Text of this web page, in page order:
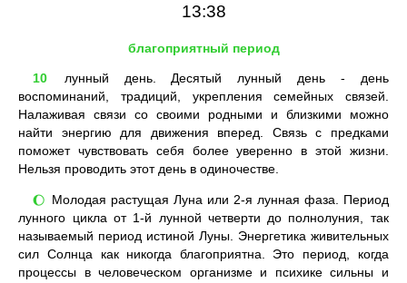
13:38
благоприятный период
10
лунный день. Десятый лунный день - день
воспоминаний, традиций, укрепления семейных связей.
Налаживая связи со своими родными и близкими можно
найти энергию для движения вперед. Связь с предками
поможет чувствовать себя более уверенно в этой жизни.
Нельзя проводить этот день в одиночестве.
🌔
Молодая растущая Луна или 2-я лунная фаза. Период
лунного цикла от 1-й лунной четверти до полнолуния, так
называемый период истиной Луны. Энергетика живительных
сил Солнца как никогда благоприятна. Это период, когда
процессы в человеческом организме и психике сильны и